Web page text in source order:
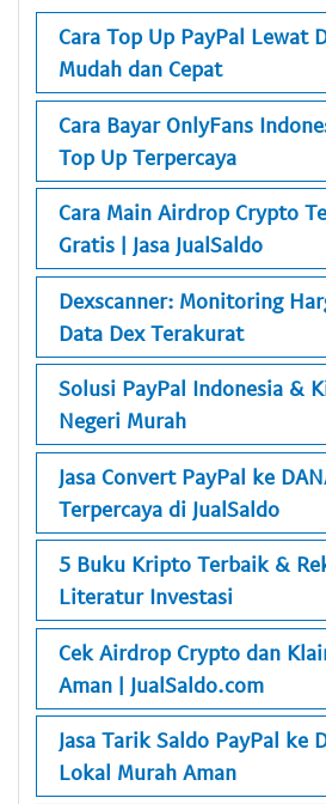
Cara Top Up PayPal Lewat
Mudah dan Cepat
Cara Bayar OnlyFans
Top Up Terpercaya
Cara Main Airdrop Crypto
Gratis | Jasa JualSaldo
Dexscanner: Monitoring
Data Dex Terakurat
Solusi PayPal Indonesia &
Negeri Murah
Jasa Convert PayPal ke
Terpercaya di JualSaldo
5 Buku Kripto Terbaik &
Literatur Investasi
Cek Airdrop Crypto dan
Aman | JualSaldo.com
Jasa Tarik Saldo PayPal ke
Lokal Murah Aman